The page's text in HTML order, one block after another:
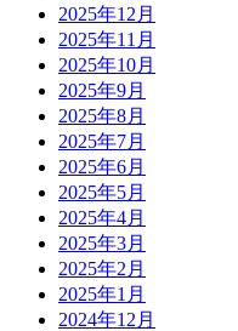
2025年12月
2025年11月
2025年10月
2025年9月
2025年8月
2025年7月
2025年6月
2025年5月
2025年4月
2025年3月
2025年2月
2025年1月
2024年12月